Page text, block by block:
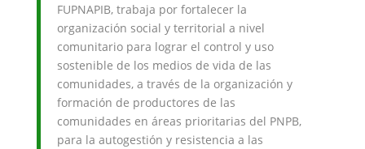
FUPNAPIB, trabaja por fortalecer la
organización social y territorial a nivel
comunitario para lograr el control y uso
sostenible de los medios de vida de las
comunidades, a través de la organización y
formación de productores de las
comunidades en áreas prioritarias del PNPB,
para la autogestión y resistencia a las